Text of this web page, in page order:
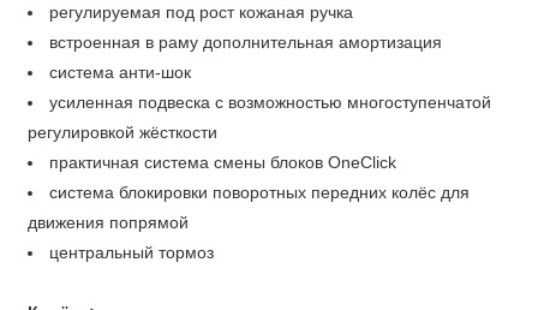
регулируемая под рост кожаная ручка
встроенная в раму дополнительная амортизация
система анти-шок
усиленная подвеска с возможностью многоступенчатой
регулировкой жёсткости
практичная система смены блоков OneClick
система блокировки поворотных передних колёс для
движения попрямой
центральный тормоз